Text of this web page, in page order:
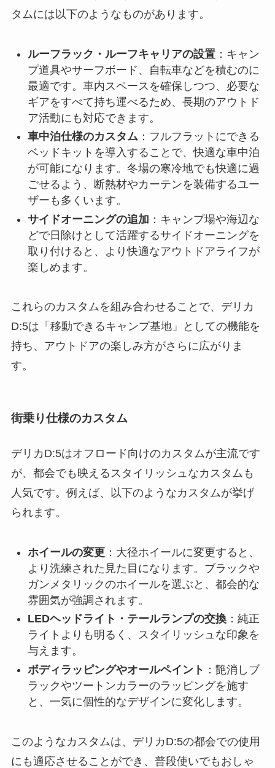
タムには以下のようなものがあります。
ルーフラック・ルーフキャリアの設置：キャン
プ道具やサーフボード、自転車などを積むのに
最適です。車内スペースを確保しつつ、必要な
ギアをすべて持ち運べるため、長期のアウトド
ア活動にも対応できます。
車中泊仕様のカスタム：フルフラットにできる
ベッドキットを導入することで、快適な車中泊
が可能になります。冬場の寒冷地でも快適に過
ごせるよう、断熱材やカーテンを装備するユー
ザーも多くいます。
サイドオーニングの追加 ：キャンプ場や海辺な
どで日除けとして活躍するサイドオーニングを
取り付けると、より快適なアウトドアライフが
楽しめます。
これらのカスタムを組み合わせることで、デリカ
D:5は「移動できるキャンプ基地」としての機能を
持ち、アウトドアの楽しみ方がさらに広がりま
す。
街乗り仕様のカスタム
デリカD:5はオフロード向けのカスタムが主流です
が、都会でも映えるスタイリッシュなカスタムも
人気です。例えば、以下のようなカスタムが挙げ
られます。
ホイールの変更：大径ホイールに変更すると、
より洗練された見た目になります。ブラックや
ガンメタリックのホイールを選ぶと、都会的な
雰囲気が強調されます。
LEDヘッドライト・テールランプの交換：純正
ライトよりも明るく、スタイリッシュな印象を
与えます。
ボディラッピングやオールペイント ：艶消しブ
ラックやツートンカラーのラッピングを施す
と、一気に個性的なデザインに変化します。
このようなカスタムは、デリカD:5の都会での使用
にも適応させることができ、普段使いでもおしゃ